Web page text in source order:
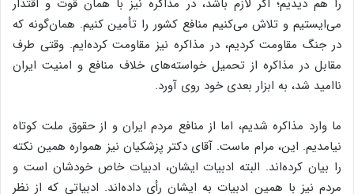
می‌ایستیم و تلاش می‌کنیم منافع کشور را تأمین کنیم. همان‌گونه که
در جنگ مقاومت کردیم، در مذاکره نیز مقاومت کرده‌ایم. وقتی طرف
مقابل در مذاکره از تحمیل خواسته‌های خلاف منافع و امنیت ایران
ناامید شد، به ابزار بعدی خود روی آورد.
ما وارد مذاکره شدیم، اما از منافع مردم ایران و از حقوق ملت کوتاه
نیامدیم. این، مرام ماست. آقای دکتر پزشکیان نیز همواره همین نکته
را بیان کرده‌اند. البته ادبیات ایشان، ادبیات خاص خودشان است و
مردم نیز با همین ادبیات به ایشان رأی داده‌اند. ادبیاتی که از نظر